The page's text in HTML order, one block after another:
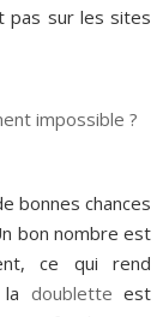
pas sur les sites
bonnes chances
bon nombre est
ce qui rend
doublette est